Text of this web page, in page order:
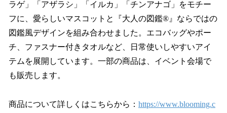
ラゲ」「アザラシ」「イルカ」「チンアナゴ」をモチー
フに、愛らしいマスコットと『大人の図鑑®︎』ならではの
図鑑風デザインを組み合わせました。エコバッグやポー
チ、ファスナー付きタオルなど、日常使いしやすいアイ
テムを展開しています。一部の商品は、イベント会場で
も販売します。
商品について詳しくはこちらから： https://www.blooming.c